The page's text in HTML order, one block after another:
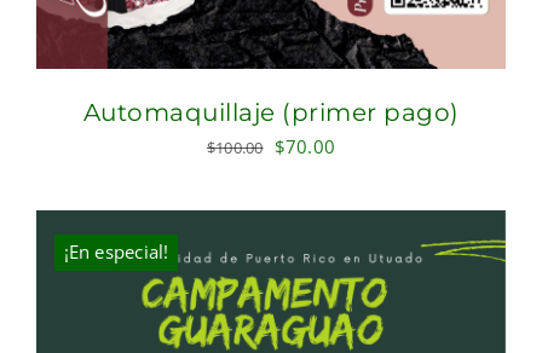
Automaquillaje (primer pago)
$100.00 Original
was:
$70.00
is:
¡En especial!